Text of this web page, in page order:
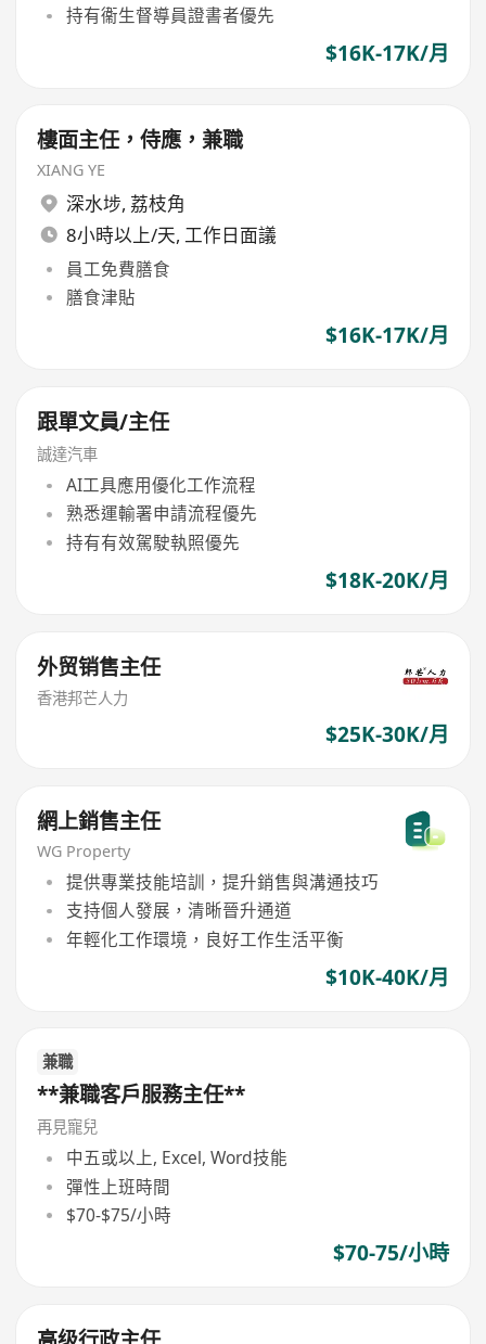
持有衞生督導員證書者優先
$16K-17K/月
樓面主任，侍應，兼職
XIANG YE
深水埗, 荔枝角
8小時以上/天, 工作日面議
員工免費膳食
膳食津貼
$16K-17K/月
跟單文員/主任
誠達汽車
AI工具應用優化工作流程
熟悉運輸署申請流程優先
持有有效駕駛執照優先
$18K-20K/月
外贸销售主任
香港邦芒人力
$25K-30K/月
網上銷售主任
WG Property
提供專業技能培訓，提升銷售與溝通技巧
支持個人發展，清晰晉升通道
年輕化工作環境，良好工作生活平衡
$10K-40K/月
兼職
**兼職客戶服務主任**
再見寵兒
中五或以上, Excel, Word技能
彈性上班時間
$70-$75/小時
$70-75/小時